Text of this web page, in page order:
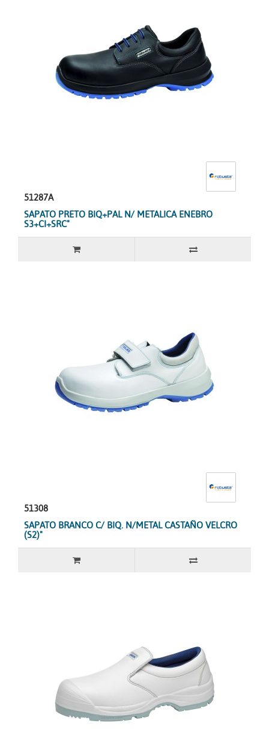
51287A
SAPATO PRETO BIQ+PAL N/ METALICA ENEBRO
S3+CI+SRC"
51308
SAPATO BRANCO C/ BIQ. N/METAL CASTAÑO VELCRO
(S2)"